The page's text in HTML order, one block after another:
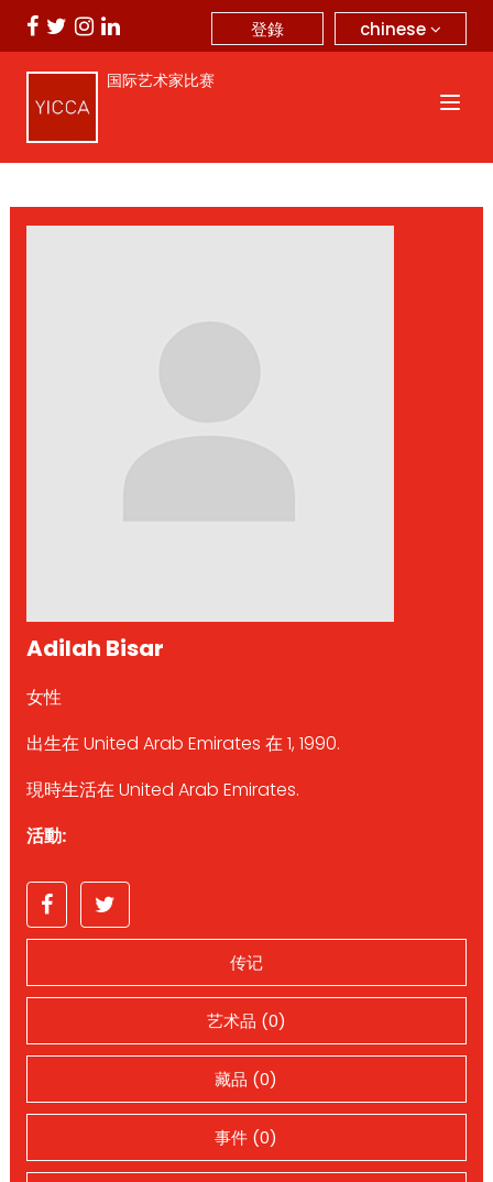
chinese
登錄
国际艺术家比赛
Adilah Bisar
女性
出生在 United Arab Emirates 在 1, 1990.
現時生活在 United Arab Emirates.
活動:
传记
艺术品 (0)
藏品 (0)
事件 (0)